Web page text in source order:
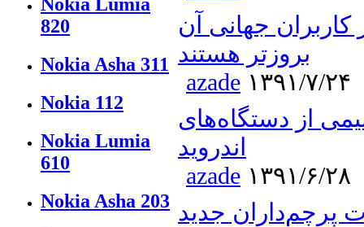
820
Nokia Asha 311
Nokia 112
Nokia Lumia
610
Nokia Asha 203
کاربران جهانی آن
بروزتر هستند
azade ۱۳۹۱/۷/۲۴
از دستگاه‌های
اندروید
azade ۱۳۹۱/۶/۲۸
پرچم‌داران جدید